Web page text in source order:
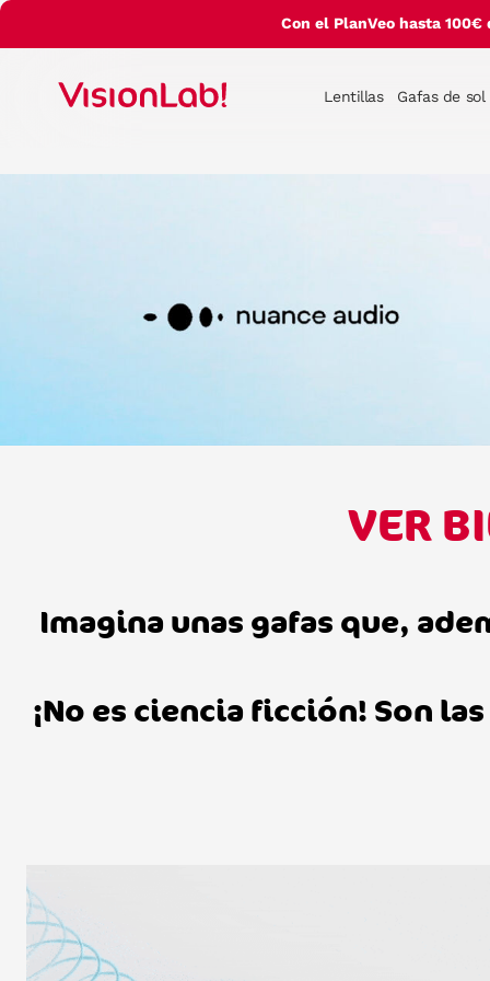
Con el PlanVeo hasta
Lentillas Gafas de sol
VER
Imagina unas gafas que,
¡No es ciencia ficción! Son